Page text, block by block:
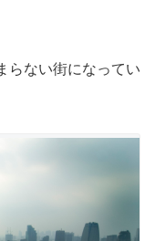
らない街になってい